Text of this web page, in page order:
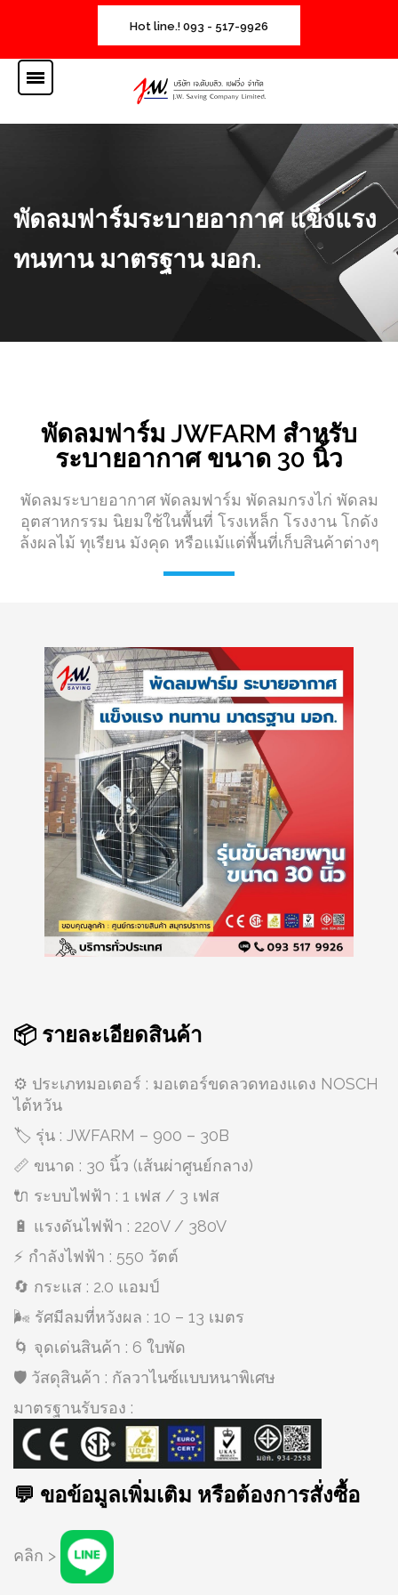
Hot line.! 093 - 517-9926
พัดลมฟาร์มระบายอากาศ แข็งแรง
ทนทาน มาตรฐาน มอก.
พัดลมฟาร์ม JWFARM สำหรับ
ระบายอากาศ ขนาด 30 นิ้ว
พัดลมระบายอากาศ พัดลมฟาร์ม พัดลมกรงไก่ พัดลม
อุตสาหกรรม นิยมใช้ในพื้นที่ โรงเหล็ก โรงงาน โกดัง
ล้งผลไม้ ทุเรียน มังคุด หรือแม้แต่พื้นที่เก็บสินค้าต่างๆ
📦 รายละเอียดสินค้า
⚙️ ประเภทมอเตอร์ : มอเตอร์ขดลวดทองแดง NOSCH
ไต้หวัน
🏷️ รุ่น : JWFARM – 900 – 30B
📏 ขนาด : 30 นิ้ว (เส้นผ่าศูนย์กลาง)
🔌 ระบบไฟฟ้า : 1 เฟส / 3 เฟส
🔋 แรงดันไฟฟ้า : 220V / 380V
⚡ กำลังไฟฟ้า : 550 วัตต์
🔄 กระแส : 2.0 แอมป์
🌬️ รัศมีลมที่หวังผล : 10 – 13 เมตร
🌀 จุดเด่นสินค้า : 6 ใบพัด
🛡️ วัสดุสินค้า : กัลวาไนซ์แบบหนาพิเศษ
มาตรฐานรับรอง :
💬 ขอข้อมูลเพิ่มเติม หรือต้องการสั่งซื้อ
คลิก >